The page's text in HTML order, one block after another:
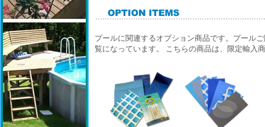
プールに関連するオプション商品です。プール
覧になっています。 こちらの商品は、限定輸入